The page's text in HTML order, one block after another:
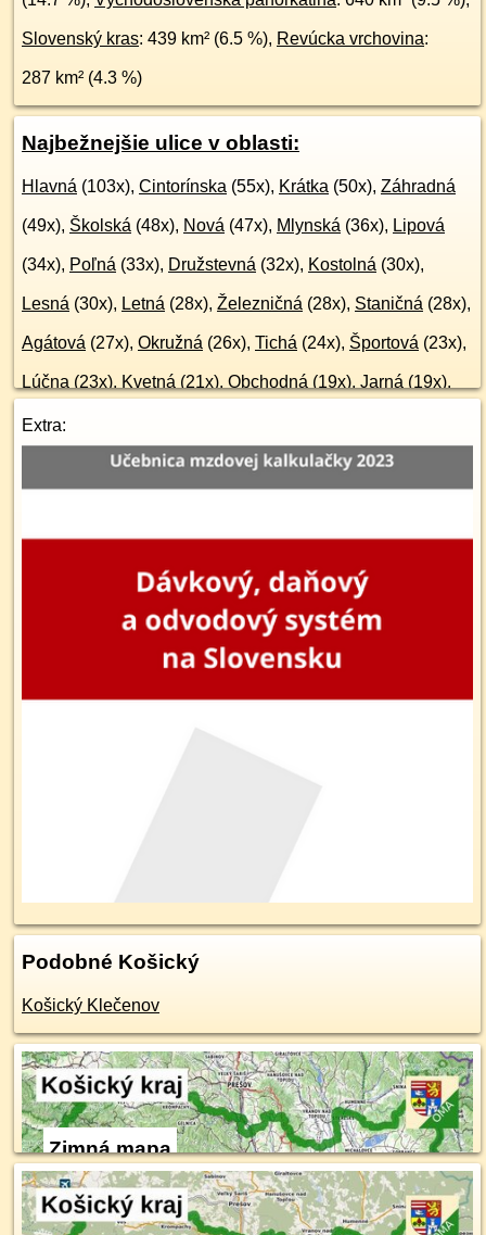
Slovenský kras: 439 km² (6.5 %), Revúcka vrchovina:
287 km² (4.3 %)
Najbežnejšie ulice v oblasti:
Hlavná (103x), Cintorínska (55x), Krátka (50x), Záhradná
(49x), Školská (48x), Nová (47x), Mlynská (36x), Lipová
(34x), Poľná (33x), Družstevná (32x), Kostolná (30x),
Lesná (30x), Letná (28x), Železničná (28x), Staničná (28x),
Agátová (27x), Okružná (26x), Tichá (24x), Športová (23x),
Lúčna (23x), Kvetná (21x), Obchodná (19x), Jarná (19x),
Ružová
Slnečná(16x), Zimná(15x),Hornádska(14x)
Extra:
Podobné Košický
Košický Klečenov
Zimná mapa